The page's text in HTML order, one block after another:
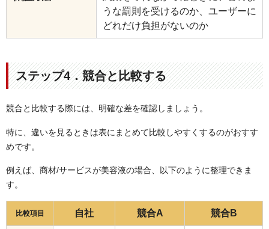
うな罰則を受けるのか、ユーザーに
どれだけ負担がないのか
ステップ4．競合と比較する
競合と比較する際には、明確な差を確認しましょう。
特に、違いを見るときは表にまとめて比較しやすくするのがおすす
めです。
例えば、商材/サービスが美容液の場合、以下のように整理できま
す。
比較項目 自社 競合A 競合B